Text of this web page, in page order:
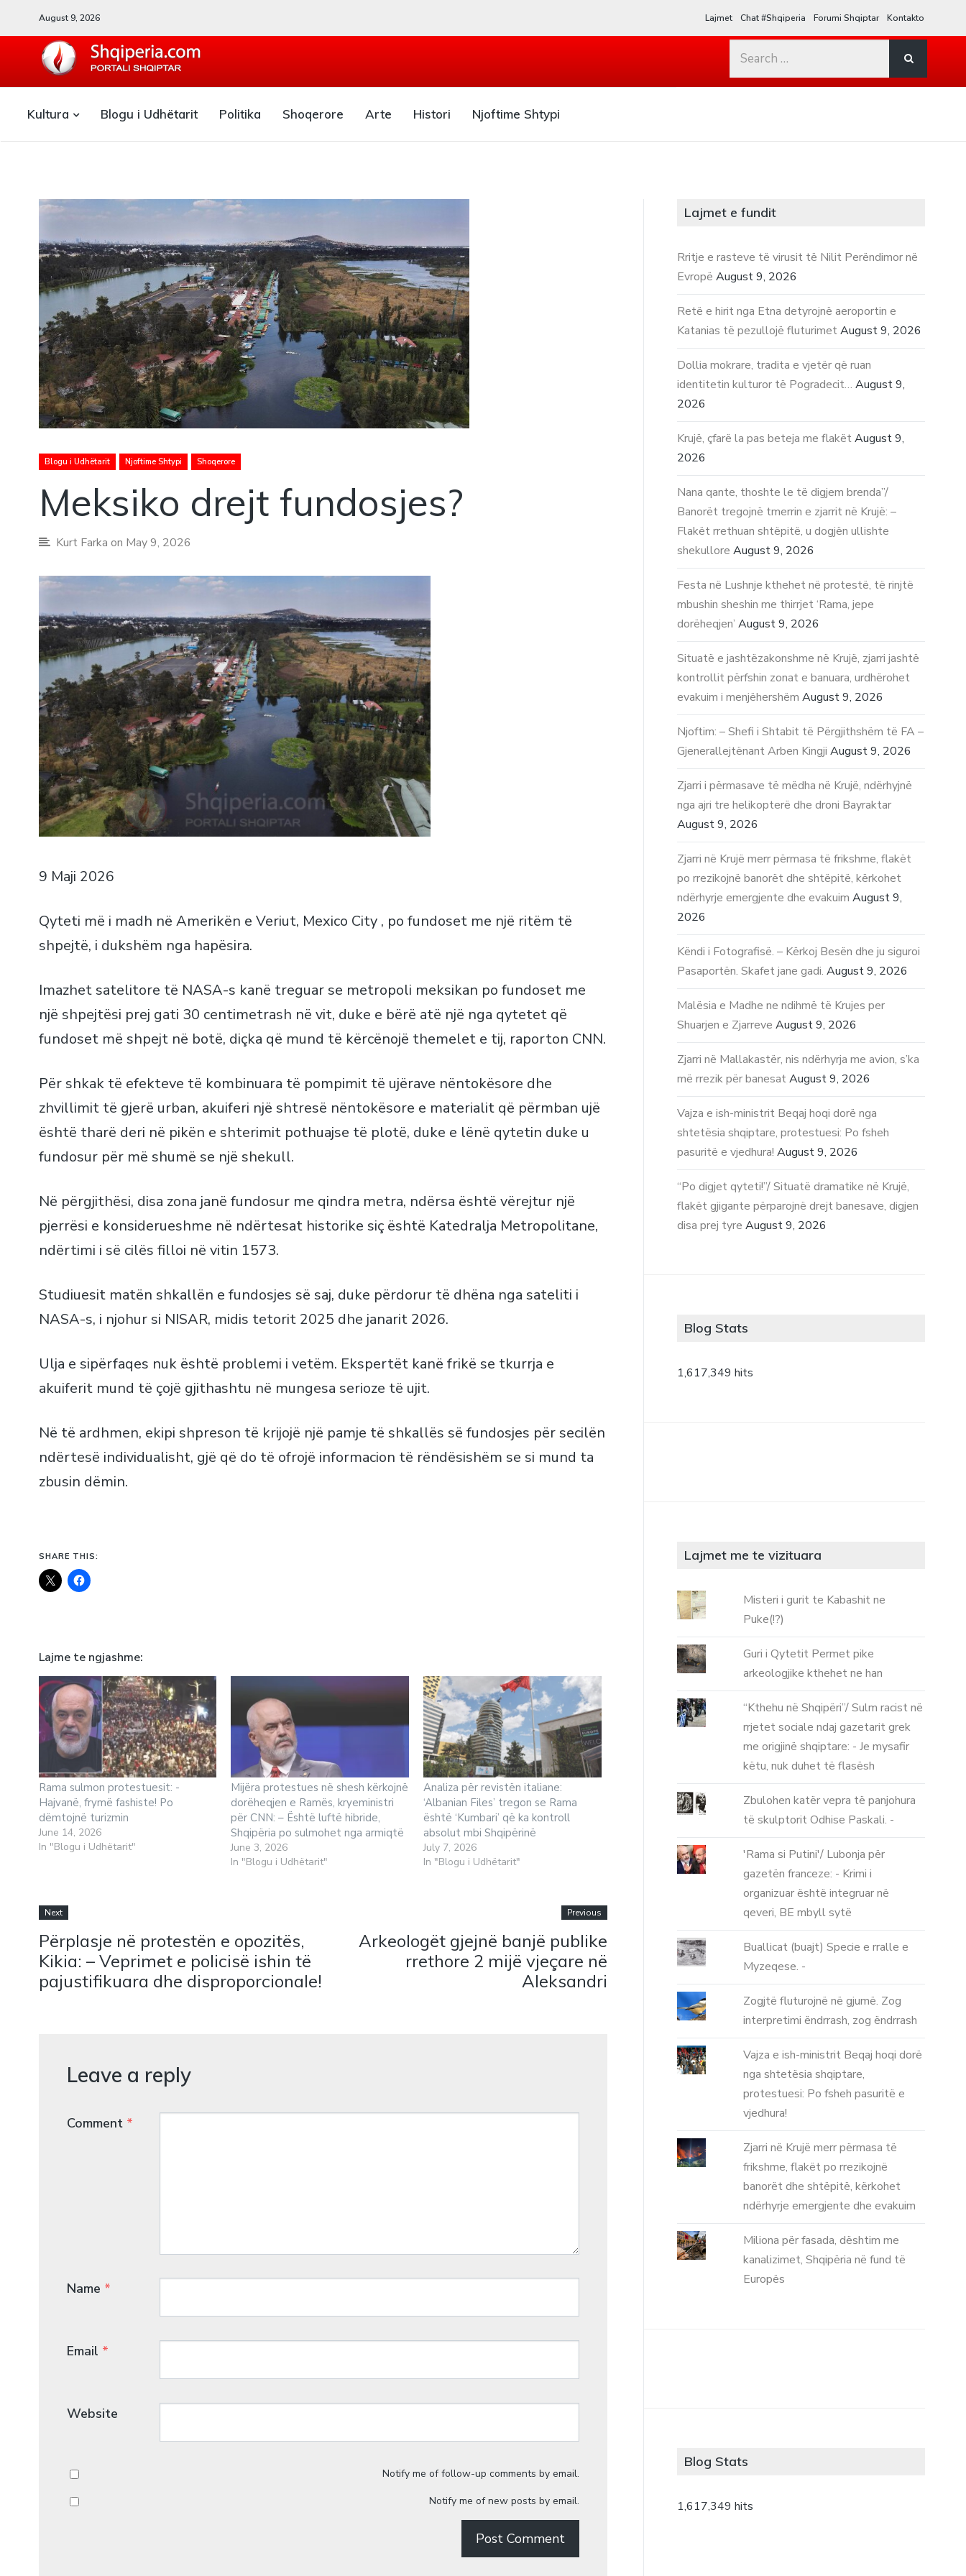
August 9, 2026 Lajmet Chat #Shqiperia Forumi Shqiptar Kontakto
Search
Kultura Blogu i Udhëtarit Politika Shoqerore Arte Histori Njoftime Shtypi
Blogu i Udhëtarit Njoftime Shtypi Shoqerore
Meksiko drejt fundosjes?
Kurt Farka on May 9, 2026
9 Maji 2026
Qyteti më i madh në Amerikën e Veriut, Mexico City , po fundoset me një ritëm të
shpejtë, i dukshëm nga hapësira.
Imazhet satelitore të NASA-s kanë treguar se metropoli meksikan po fundoset me
një shpejtësi prej gati 30 centimetrash në vit, duke e bërë atë një nga qytetet që
fundoset më shpejt në botë, diçka që mund të kërcënojë themelet e tij, raporton CNN.
Për shkak të efekteve të kombinuara të pompimit të ujërave nëntokësore dhe
zhvillimit të gjerë urban, akuiferi një shtresë nëntokësore e materialit që përmban ujë
është tharë deri në pikën e shterimit pothuajse të plotë, duke e lënë qytetin duke u
fundosur për më shumë se një shekull.
Në përgjithësi, disa zona janë fundosur me qindra metra, ndërsa është vërejtur një
pjerrësi e konsiderueshme në ndërtesat historike siç është Katedralja Metropolitane,
ndërtimi i së cilës filloi në vitin 1573.
Studiuesit matën shkallën e fundosjes së saj, duke përdorur të dhëna nga sateliti i
NASA-s, i njohur si NISAR, midis tetorit 2025 dhe janarit 2026.
Ulja e sipërfaqes nuk është problemi i vetëm. Ekspertët kanë frikë se tkurrja e
akuiferit mund të çojë gjithashtu në mungesa serioze të ujit.
Në të ardhmen, ekipi shpreson të krijojë një pamje të shkallës së fundosjes për secilën
ndërtesë individualisht, gjë që do të ofrojë informacion të rëndësishëm se si mund ta
zbusin dëmin.
SHARE THIS:
Lajme te ngjashme
Rama sulmon protestuesit: -
Hajvanë, frymë fashiste! Po
dëmtojnë turizmin
June 14, 2026
In "Blogu i Udhëtarit"
Mijëra protestues në shesh kërkojnë
dorëheqjen e Ramës, kryeministri
për CNN: – Është luftë hibride,
Shqipëria po sulmohet nga armiqtë
June 3, 2026
In "Blogu i Udhëtarit"
Analiza për revistën italiane:
‘Albanian Files’ tregon se Rama
është ‘Kumbari’ që ka kontroll
absolut mbi Shqipërinë
July 7, 2026
In "Blogu i Udhëtarit"
Next
Përplasje në protestën e opozitës,
Kikia: – Veprimet e policisë ishin të
pajustifikuara dhe disproporcionale!
Previous
Arkeologët gjejnë banjë publike
rrethore 2 mijë vjeçare në
Aleksandri
Leave a reply
Comment *
Name *
Email *
Website
Notify me of follow-up comments by email.
Notify me of new posts by email.
Lajmet e fundit
Rritje e rasteve të virusit të Nilit Perëndimor në
Evropë August 9, 2026
Retë e hirit nga Etna detyrojnë aeroportin e
Katanias të pezullojë fluturimet August 9, 2026
Dollia mokrare, tradita e vjetër që ruan
identitetin kulturor të Pogradecit… August 9,
2026
Krujë, çfarë la pas beteja me flakët August 9,
2026
Nana qante, thoshte le të digjem brenda”/
Banorët tregojnë tmerrin e zjarrit në Krujë: –
Flakët rrethuan shtëpitë, u dogjën ullishte
shekullore August 9, 2026
Festa në Lushnje kthehet në protestë, të rinjtë
mbushin sheshin me thirrjet ‘Rama, jepe
dorëheqjen’ August 9, 2026
Situatë e jashtëzakonshme në Krujë, zjarri jashtë
kontrollit përfshin zonat e banuara, urdhërohet
evakuim i menjëhershëm August 9, 2026
Njoftim: – Shefi i Shtabit të Përgjithshëm të FA –
Gjenerallejtënant Arben Kingji August 9, 2026
Zjarri i përmasave të mëdha në Krujë, ndërhyjnë
nga ajri tre helikopterë dhe droni Bayraktar
August 9, 2026
Zjarri në Krujë merr përmasa të frikshme, flakët
po rrezikojnë banorët dhe shtëpitë, kërkohet
ndërhyrje emergjente dhe evakuim August 9,
2026
Këndi i Fotografisë. – Kërkoj Besën dhe ju siguroi
Pasaportën. Skafet jane gadi. August 9, 2026
Malësia e Madhe ne ndihmë të Krujes per
Shuarjen e Zjarreve August 9, 2026
Zjarri në Mallakastër, nis ndërhyrja me avion, s’ka
më rrezik për banesat August 9, 2026
Vajza e ish-ministrit Beqaj hoqi dorë nga
shtetësia shqiptare, protestuesi: Po fsheh
pasuritë e vjedhura! August 9, 2026
“Po digjet qyteti!”/ Situatë dramatike në Krujë,
flakët gjigante përparojnë drejt banesave, digjen
disa prej tyre August 9, 2026
Blog Stats
1,617,349 hits
Lajmet me te vizituara
Misteri i gurit te Kabashit ne
Puke(!?)
Guri i Qytetit Permet pike
arkeologjike kthehet ne han
“Kthehu në Shqipëri”/ Sulm racist në
rrjetet sociale ndaj gazetarit grek
me origjinë shqiptare: - Je mysafir
këtu, nuk duhet të flasësh
Zbulohen katër vepra të panjohura
të skulptorit Odhise Paskali. -
'Rama si Putini'/ Lubonja për
gazetën franceze: - Krimi i
organizuar është integruar në
qeveri, BE mbyll sytë
Buallicat (buajt) Specie e rralle e
Myzeqese. -
Zogjtë fluturojnë në gjumë. Zog
interpretimi ëndrrash, zog ëndrrash
Vajza e ish-ministrit Beqaj hoqi dorë
nga shtetësia shqiptare,
protestuesi: Po fsheh pasuritë e
vjedhura!
Zjarri në Krujë merr përmasa të
frikshme, flakët po rrezikojnë
banorët dhe shtëpitë, kërkohet
ndërhyrje emergjente dhe evakuim
Miliona për fasada, dështim me
kanalizimet, Shqipëria në fund të
Europës
Blog Stats
1,617,349 hits